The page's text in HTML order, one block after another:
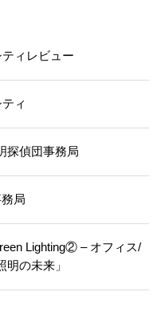
ィレビュー
ィ
探偵団事務局
局
Lighting② – オフィス/
の未来」